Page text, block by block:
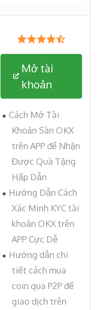
Mở tài
khoản
Cách Mở Tài
Khoản Sàn OKX
trên APP để Nhận
Được Quà Tặng
Hấp Dẫn
Hướng Dẫn Cách
Xác Minh KYC tài
khoản OKX trên
APP Cực Dễ
Hướng dẫn chi
tiết cách mua
coin qua P2P để
giao dịch trên